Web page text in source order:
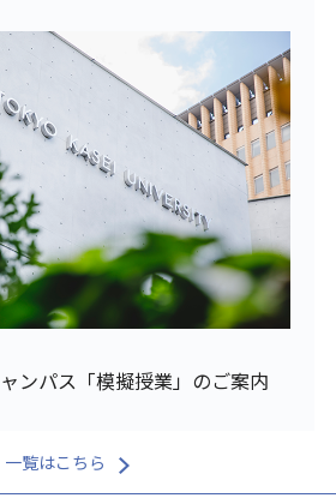
ンパス「模擬授業」のご案内
一覧はこちら